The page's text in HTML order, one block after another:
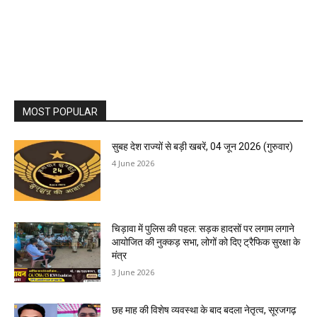
MOST POPULAR
सुबह देश राज्यों से बड़ी खबरें, 04 जून 2026 (गुरुवार)
4 June 2026
चिड़ावा में पुलिस की पहल: सड़क हादसों पर लगाम लगाने
आयोजित की नुक्कड़ सभा, लोगों को दिए ट्रैफिक सुरक्षा के
मंत्र
3 June 2026
छह माह की विशेष व्यवस्था के बाद बदला नेतृत्व, सूरजगढ़